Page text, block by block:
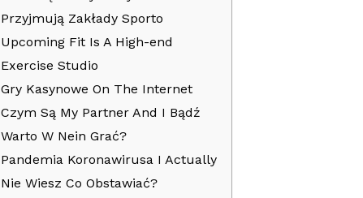
Przyjmują Zakłady Sporto
Upcoming Fit Is A High-end
Exercise Studio
Gry Kasynowe On The Internet
Czym Są My Partner And I Bądź
Warto W Nein Grać?
Pandemia Koronawirusa I Actually
Nie Wiesz Co Obstawiać?